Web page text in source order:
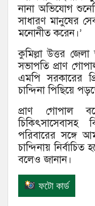
নানা অভিযোগ
সাধারণ মানুষের
মনোনীত করেন।’
কুমিল্লা উত্তর
সভাপতি প্রাণ
এমপি সরকারের
চান্দিনা পিছিয়ে
প্রাণ গোপাল
চিকিৎসাসেবাসহ
পরিবারের সঙ্গে
চান্দিনায় নির্বাচিত
বলেও জানান।
ফটো কার্ড